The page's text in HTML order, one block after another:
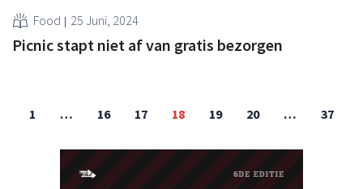
Food 25 Juni, 2024
Picnic stapt niet af van gratis bezorgen
1 … 16 17 18 19 20 … 37